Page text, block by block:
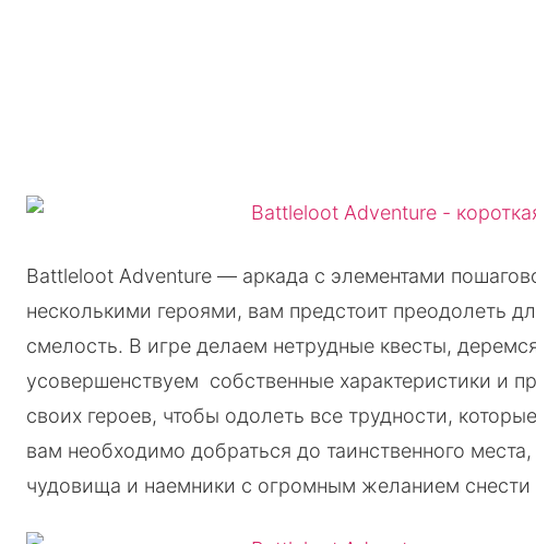
Battleloot Adventure — аркада с элементами
несколькими героями, вам предстоит преодолеть
смелость. В игре делаем нетрудные квесты,
усовершенствуем собственные характеристики и
своих героев, чтобы одолеть все трудности,
вам необходимо добраться до таинственного
чудовища и наемники с огромным желанием снести